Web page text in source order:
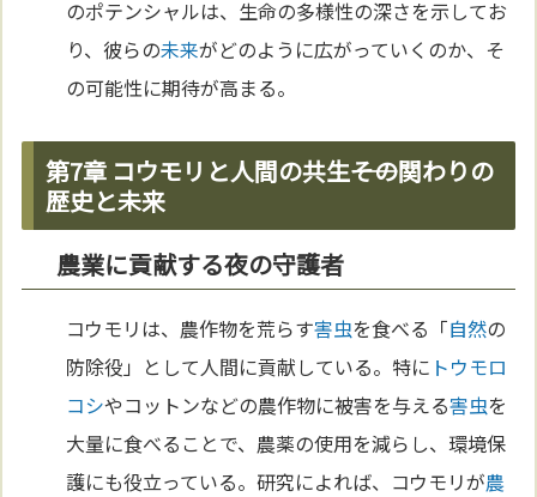
のポテンシャルは、生命の多様性の深さを示してお
り、彼らの未来がどのように広がっていくのか、そ
の可能性に期待が高まる。
第7章 コウモリと人間の共生――その関わりの
歴史と未来
農業に貢献する夜の守護者
コウモリは、農作物を荒らす害虫を食べる「自然の
防除役」として人間に貢献している。特に トウモロ
コシやコットンなどの農作物に被害を与える害虫を
大量に食べることで、農薬の使用を減らし、環境保
護にも役立っている。研究によれば、コウモリが農